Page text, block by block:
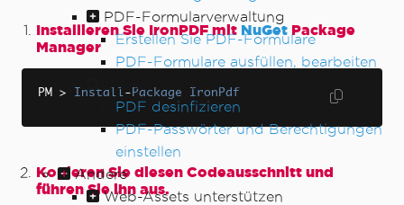
PDF-Formularverwaltung
Erstellen Sie PDF-Formulare
PDF-Formulare ausfüllen, bearbeiten
Dokumentensicherheit
PDF desinfizieren
PDF-Passwörter und Berechtigungen
einstellen
Andere
Web-Assets unterstützen
Installieren Sie IronPDF mit NuGet Package
Manager
PM > Install- Package IronPdf
Kopieren Sie diesen Codeausschnitt und
führen Sie ihn aus.